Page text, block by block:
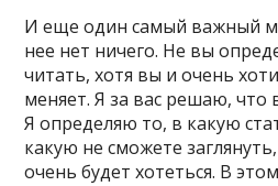
И еще один самый важный
нее нет ничего. Не вы
читать, хотя вы и очень
меняет. Я за вас решаю, что
Я определяю то, в какую
какую не сможете
очень будет хотеться. В